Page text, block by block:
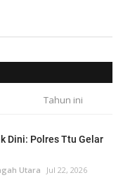
Tahun ini
Dini: Polres Ttu Gelar
Utara
Jul 22, 2026